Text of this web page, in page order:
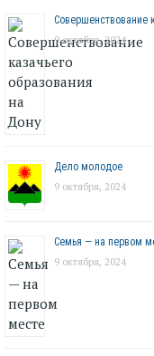
Совершенствование
9 октября, 2024
Дело молодое
9 октября, 2024
Семья — на первом
9 октября, 2024